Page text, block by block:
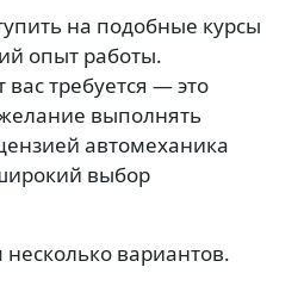
на подобные курсы
опыт работы.
вас требуется — это
выполнять
автомеханика
выбор
вариантов.